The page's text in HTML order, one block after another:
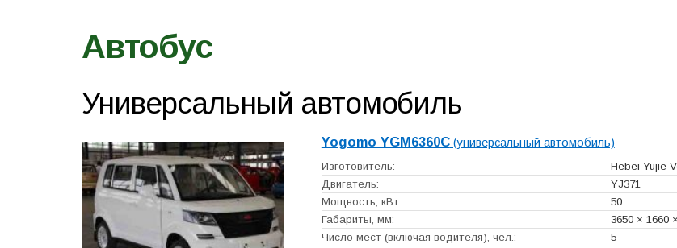
Автобус
Универсальный автомобиль
Yogomo YGM6360C(универсальный автомобиль)
Изготовитель: Hebei Yujie
Двигатель:
YJ371
Мощность, кВт:
50
Габариты, мм:
3650 × 1660
Число мест (включая водителя), чел.:
5